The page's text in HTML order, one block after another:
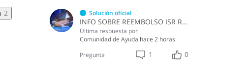
2 Solución oficial
INFO SOBRE REEMBOLSO ISR RETENCIONES ASALARIADOS
Última respuesta por
Comunidad de Ayuda hace 2 horas
Pregunta
1 0